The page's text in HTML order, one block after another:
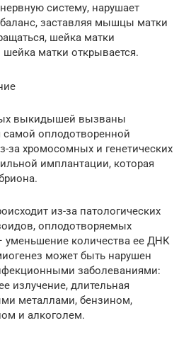
систему, нарушает
заставляя мышцы матки
шейка матки
шейка матки открывается.
выкидышей вызваны
оплодотворенной
за хромосомных и генетических
имплантации, которая
из-за патологических
оплодотворяемых
уменьшение количества ее ДНК
может быть нарушен
заболеваниями:
излучение, длительная
металлами, бензином,
и алкоголем.